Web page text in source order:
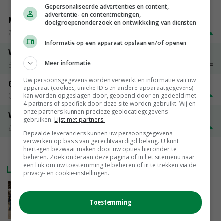
Magere melkpoeder
Zuivel NL
Vleeskuikens 2001-2600 gr
Barneveld
Gerst
Groningen
€ 197,00 € 2,00
Volle melkpoeder
Zuivel NL
MEER MARKTPRIJZEN
LAATSTE NIEUWS
Na jarenlang meten willen Zuid-Hollandse
boeren nu erkenning
Gepersonaliseerde advertenties en content,
advertentie- en contentmetingen,
doelgroepenonderzoek en ontwikkeling van diensten
Informatie op een apparaat opslaan en/of openen
Meer informatie
Uw persoonsgegevens worden verwerkt en informatie van uw
apparaat (cookies, unieke ID's en andere apparaatgegevens)
kan worden opgeslagen door, geopend door en gedeeld met
4 partners of specifiek door deze site worden gebruikt. Wij en
onze partners kunnen precieze geolocatiegegevens
gebruiken. Lijst met partners.
Bepaalde leveranciers kunnen uw persoonsgegevens
verwerken op basis van gerechtvaardigd belang. U kunt
hiertegen bezwaar maken door uw opties hieronder te
beheren. Zoek onderaan deze pagina of in het sitemenu naar
een link om uw toestemming te beheren of in te trekken via de
privacy- en cookie-instellingen.
Toestemming